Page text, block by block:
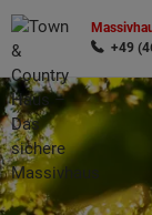
+49
Wonach